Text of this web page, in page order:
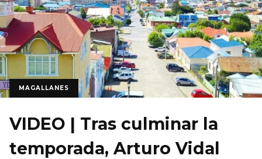
MAGALLANES
VIDEO | Tras culminar la
temporada, Arturo Vidal